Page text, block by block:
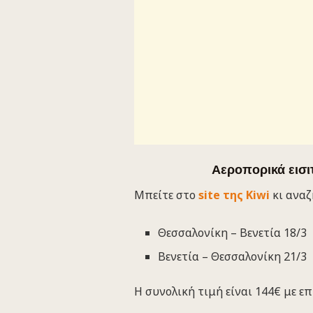
Αεροπορικά
Μπείτε στο site της Kiwi κι
Θεσσαλονίκη – Βενετία 18/3
Βενετία – Θεσσαλονίκη 21/3
Η συνολική τιμή είναι 144€ με